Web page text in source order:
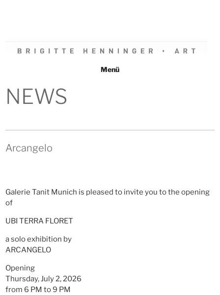
BRIGITTE HENNINGER • ART
Menü
NEWS
Arcangelo
Galerie Tanit Munich is pleased to invite you to the opening
of
UBI TERRA FLORET
a solo exhibition by
ARCANGELO
Opening
Thursday, July 2, 2026
from 6 PM to 9 PM